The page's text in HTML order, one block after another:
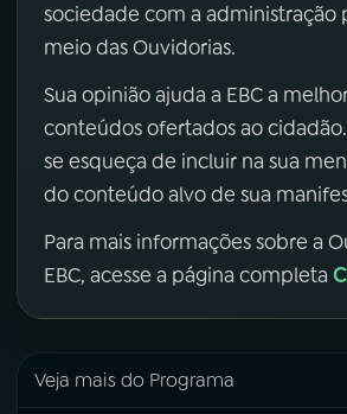
sociedade com a administração
meio das Ouvidorias.
Sua opinião ajuda a EBC a
conteúdos ofertados ao cidadão.
se esqueça de incluir na sua
do conteúdo alvo de sua
Para mais informações sobre a
EBC, acesse a página completa
Veja mais do Programa